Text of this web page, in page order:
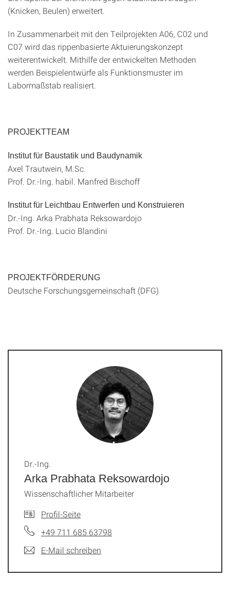
(Knicken, Beulen) erweitert.
In Zusammenarbeit mit den Teilprojekten A06, C02 und
C07 wird das rippenbasierte Aktuierungskonzept
weiterentwickelt. Mithilfe der entwickelten Methoden
werden Beispielentwürfe als Funktionsmuster im
Labormaßstab realisiert.
PROJEKTTEAM
Institut für Baustatik und Baudynamik
Axel Trautwein, M.Sc.
Prof. Dr.-Ing. habil. Manfred Bischoff
Institut für Leichtbau Entwerfen und Konstruieren
Dr.-Ing. Arka Prabhata Reksowardojo
Prof. Dr.-Ing. Lucio Blandini
PROJEKTFÖRDERUNG
Deutsche Forschungsgemeinschaft (DFG)
Arka Prabhata Reksowardojo
Dr.-Ing.
Wissenschaftlicher Mitarbeiter
Profil-Seite
+49 711 685 63798
E-Mail schreiben